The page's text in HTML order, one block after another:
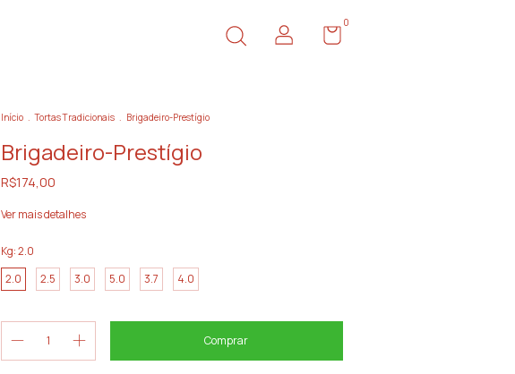
0
Início . Tortas Tradicionais . Brigadeiro-Prestígio
Brigadeiro-Prestígio
R$174,00
Ver mais detalhes
Kg:2.0
2.0
2.5 3.0 5.0 3.7 4.0